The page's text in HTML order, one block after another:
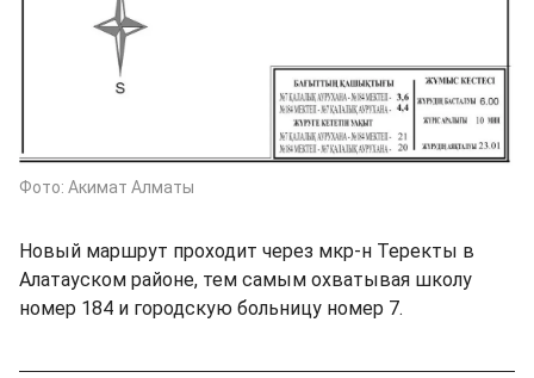
Фото: Акимат Алматы
Новый маршрут проходит через мкр-н Теректы в
Алатауском районе, тем самым охватывая школу
номер 184 и городскую больницу номер 7.